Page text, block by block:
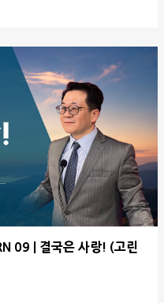
09 | 결국은 사랑! (고린